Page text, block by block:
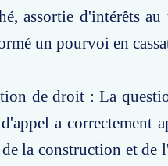
assortie d'intérêts
un pourvoi en
de droit : La
a correctement
la construction et de